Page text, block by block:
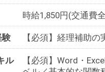
週4～5日（月～金）
※日数・曜日はお選びいただけま
す。
※お休み相談も柔軟にご対応いただ
けます。
即日～長期
※9月開始のご相談も可能です。